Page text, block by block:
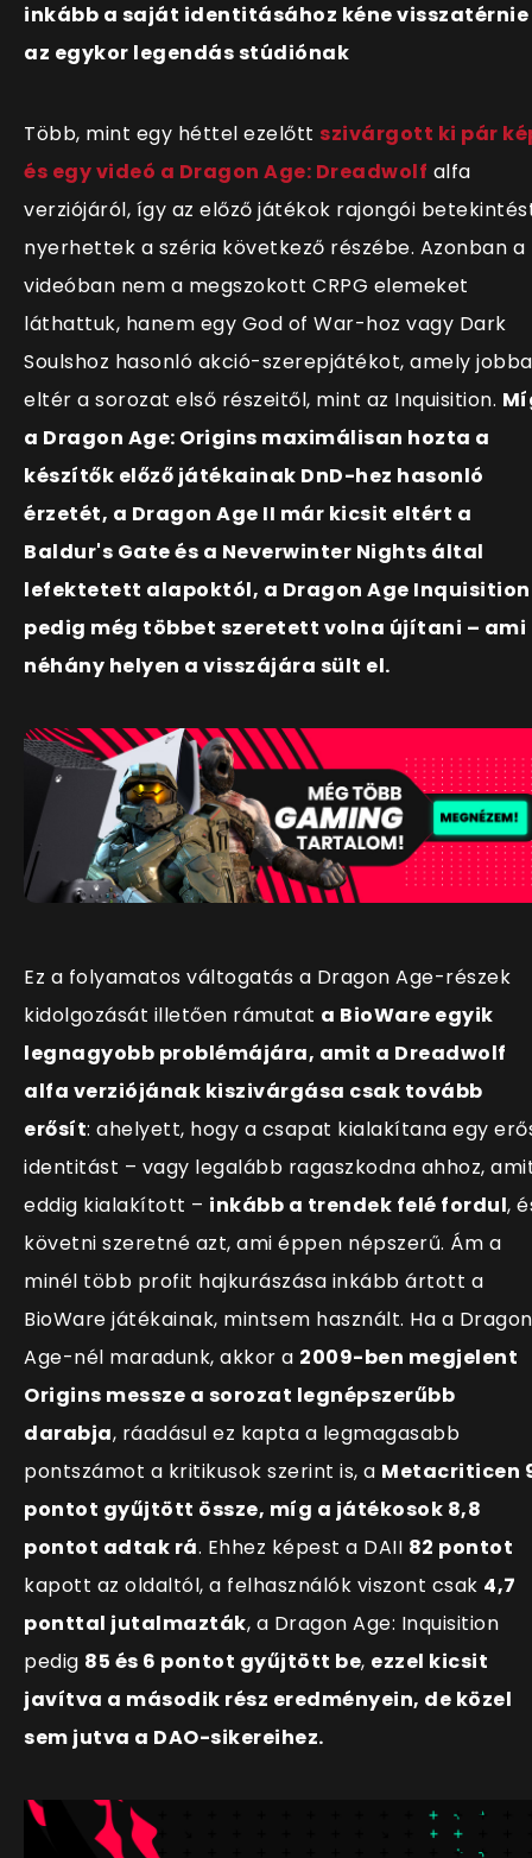
inkább a saját identitásához kéne visszatérnie
az egykor legendás stúdiónak
Több, mint egy héttel ezelőtt szivárgott ki pár
és egy videó a Dragon Age: Dreadwolf alfa
verziójáról, így az előző játékok rajongói
nyerhettek a széria következő részébe. Azonban a
videóban nem a megszokott CRPG elemeket
láthattuk, hanem egy God of War-hoz vagy Dark
Soulshoz hasonló akció-szerepjátékot, amely
eltér a sorozat első részeitől, mint az Inquisition.
a Dragon Age: Origins maximálisan hozta a
készítők előző játékainak DnD-hez hasonló
érzetét, a Dragon Age II már kicsit eltért a
Baldur's Gate és a Neverwinter Nights által
lefektetett alapoktól, a Dragon Age Inquisition
pedig még többet szeretett volna újítani – ami
néhány helyen a visszájára sült el.
Ez a folyamatos váltogatás a Dragon Age-részek
kidolgozását illetően rámutat a BioWare egyik
legnagyobb problémájára, amit a Dreadwolf
alfa verziójának kiszivárgása csak tovább
erősít: ahelyett, hogy a csapat kialakítana egy
identitást – vagy legalább ragaszkodna ahhoz,
eddig kialakított – inkább a trendek felé fordul,
követni szeretné azt, ami éppen népszerű. Ám a
minél több profit hajkurászása inkább ártott a
BioWare játékainak, mintsem használt. Ha a Dragon
Age-nél maradunk, akkor a 2009-ben megjelent
Origins messze a sorozat legnépszerűbb
darabja, ráadásul ez kapta a legmagasabb
pontszámot a kritikusok szerint is, a Metacriticen
pontot gyűjtött össze, míg a játékosok 8,8
pontot adtak rá. Ehhez képest a DAII 82 pontot
kapott az oldaltól, a felhasználók viszont csak 4,7
ponttal jutalmazták, a Dragon Age: Inquisition
pedig 85 és 6 pontot gyűjtött be, ezzel kicsit
javítva a második rész eredményein, de közel
sem jutva a DAO-sikereihez.